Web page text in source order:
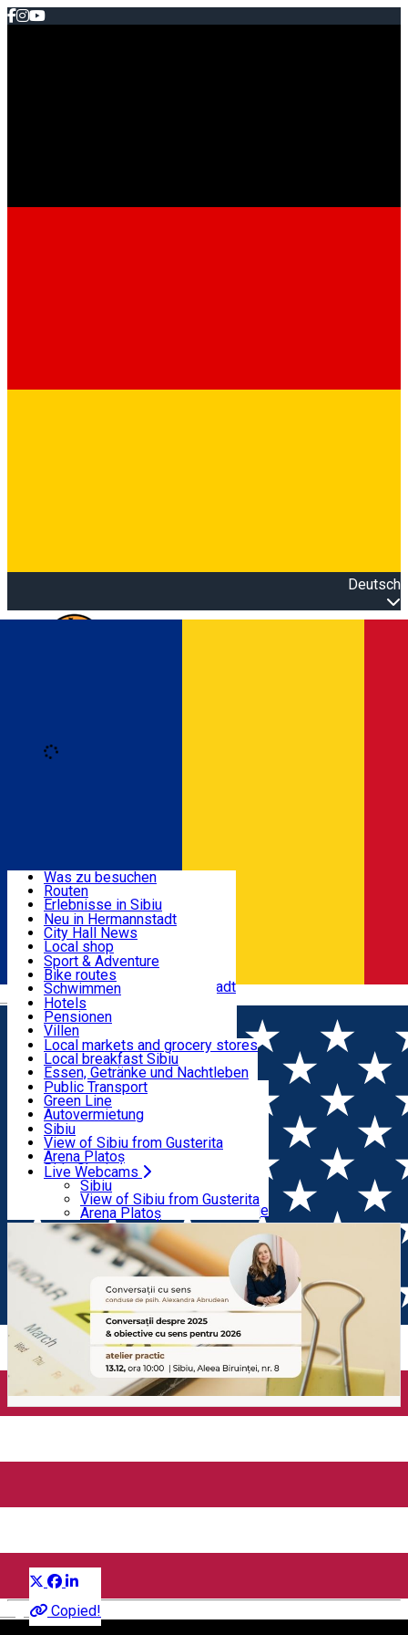
Deutsch
Română
English
Nützliche informationen
Aktivitäten & Abenteuer
Unterkunft
Essen, Getränke & Nachtleben
Transport & Parken
Live Webcams
Was zu besuchen
Routen
Erlebnisse in Sibiu
Podcast
Kultur
Museen
Kirchen
Parks, Zoo
Im Umkreis von Hermannstadt
Neu in Hermannstadt
City Hall News
Local shop
Sibiu Handwerker
Sibiul Verde
Public services
Bildung
Wie komme ich nach Sibiu?
Touristeninfo
Reiseführer
Guided tours
Local publication
Schönheitssalon
Sport & Adventure
Bike routes
Schwimmen
Reiten
Fitnessstudio
Loc de joacă indoor
Loc de joacă outdoor
Ski
Eislaufen
Yoga
Hotels
Pensionen
Villen
Hostels
Motels
Camping
Zimmer zu vermieten
Wohnungen
Unterkunft außerhalb von Sibiu
Local markets and grocery stores
Local breakfast Sibiu
Essen, Getränke und Nachtleben
Pizza
Fast Food
Kaffeestube
Konditorei
Pub, Bar
Nachtclubs
Bäckerei
Public Transport
Green Line
Autovermietung
Fahrad verleih
Scooter rentals
Taxi
Ride Sharing
Park-Tickets
Parkplätze
Ladestationen für Elektrofahrzeuge
Sibiu
View of Sibiu from Gusterita
Arena Platoș
Live Webcams
Sibiu
View of Sibiu from Gusterita
Arena Platoș
Home Workshop
Conversații despre 2025 & obiective
cu sens pentru 2026
obiective cu sens pentru
2026
Copied!
Workshop